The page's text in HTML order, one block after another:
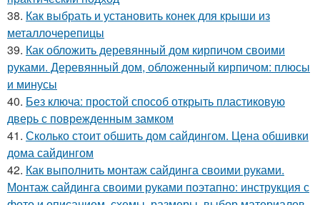
38. Как выбрать и установить конек для крыши из
металлочерепицы
39. Как обложить деревянный дом кирпичом своими
руками. Деревянный дом, обложенный кирпичом: плюсы
и минусы
40. Без ключа: простой способ открыть пластиковую
дверь с поврежденным замком
41. Сколько стоит обшить дом сайдингом. Цена обшивки
дома сайдингом
42. Как выполнить монтаж сайдинга своими руками.
Монтаж сайдинга своими руками поэтапно: инструкция с